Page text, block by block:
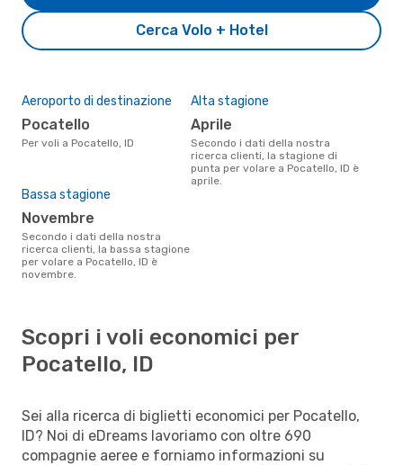
Cerca Volo + Hotel
Aeroporto di destinazione
Pocatello
Per voli a Pocatello, ID
Alta stagione
aprile
Secondo i dati della nostra
ricerca clienti, la stagione di
punta per volare a Pocatello, ID è
aprile.
Bassa stagione
novembre
Secondo i dati della nostra
ricerca clienti, la bassa stagione
per volare a Pocatello, ID è
novembre.
Scopri i voli economici per
Pocatello, ID
Sei alla ricerca di biglietti economici per Pocatello,
ID? Noi di eDreams lavoriamo con oltre 690
compagnie aeree e forniamo informazioni su